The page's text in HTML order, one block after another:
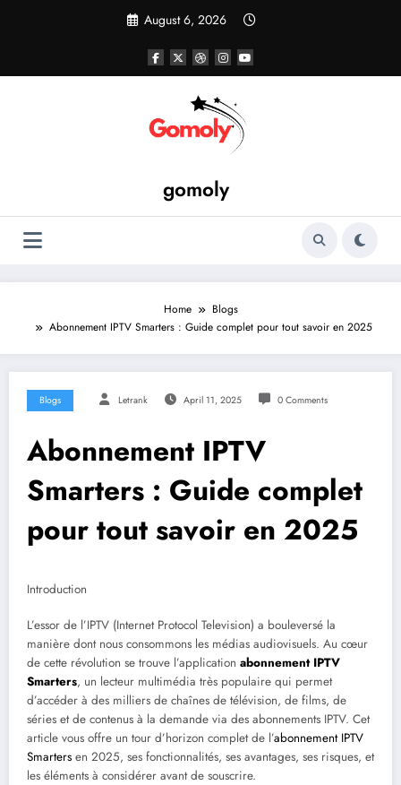
August 6, 2026
gomoly
Home
Blogs
Abonnement IPTV Smarters : Guide complet pour tout savoir en 2025
Blogs Letrank April 11, 2025 0 Comments
Abonnement IPTV
Smarters : Guide complet
pour tout savoir en 2025
Introduction
L’essor de l’IPTV (Internet Protocol Television) a bouleversé la
manière dont nous consommons les médias audiovisuels. Au cœur
de cette révolution se trouve l’application abonnement IPTV
Smarters, un lecteur multimédia très populaire qui permet
d’accéder à des milliers de chaînes de télévision, de films, de
séries et de contenus à la demande via des abonnements IPTV. Cet
article vous offre un tour d’horizon complet de l’abonnement IPTV
Smarters en 2025, ses fonctionnalités, ses avantages, ses risques, et
les éléments à considérer avant de souscrire.